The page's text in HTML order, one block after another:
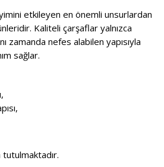
etkileyen en önemli unsurlardan
Kaliteli çarşaflar yalnızca
zamanda nefes alabilen yapısıyla
sağlar.